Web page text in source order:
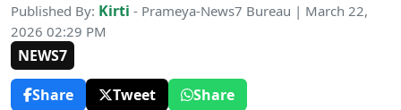
Published By: Kirti - Prameya-News7 Bureau | March 22,
2026 02:29 PM
NEWS7
Share
Tweet Share